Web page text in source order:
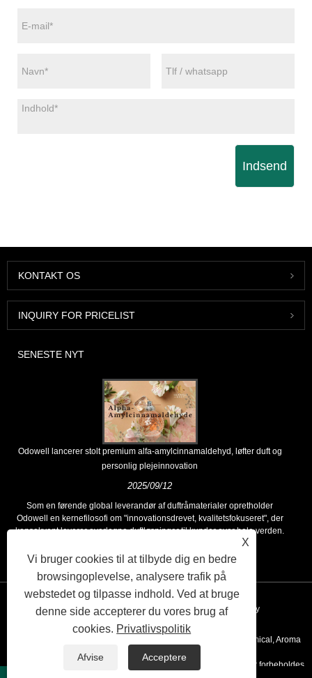
Indsend
KONTAKT OS
INQUIRY FOR PRICELIST
SENESTE NYT
Odowell lancerer stolt premium alfa-amylcinnamaldehyd, løfter duft og
personlig plejeinnovation
2025/09/12
Som en førende global leverandør af duftråmaterialer opretholder
Odowell en kernefilosofi om "innovationsdrevet, kvalitetsfokuseret", der
konsekvent leverer overlegne duftløsninger til kunder over hele verden.
Links Sitemap RSS XML Privacy Policy
Copyright © 2020 Kunshan Odowell co., Ltd - China Aroma Chemical, Aroma
Ingredient Producenter, Essential Oil Leverandører Alle rettigheder forbeholdes.
X
Vi bruger cookies til at tilbyde dig en bedre
browsingoplevelse, analysere trafik på
webstedet og tilpasse indhold. Ved at bruge
denne side accepterer du vores brug af
cookies. Privatlivspolitik
Afvise Acceptere